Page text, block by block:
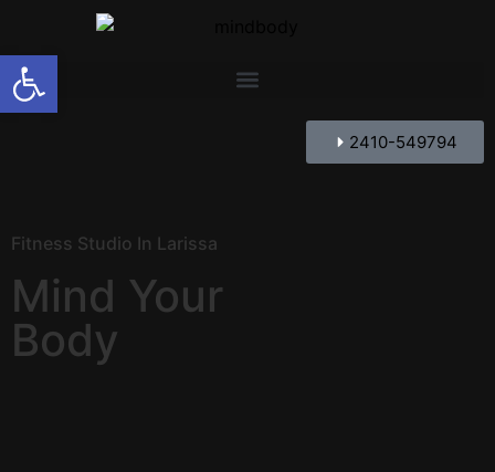
2410-549794
Fitness Studio In Larissa
Mind Your
Body
Ανοίξτε τη γραμμή εργαλείων